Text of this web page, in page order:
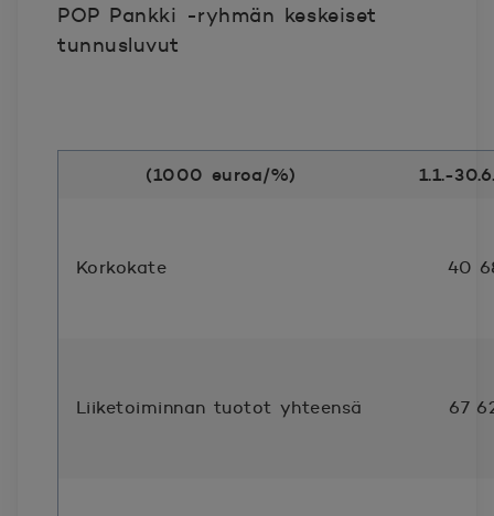
POP Pankki -ryhmän keskeiset
tunnusluvut
(1000 euroa/%) 1.1.-
Korkokate 40
Liiketoiminnan tuotot yhteensä 67